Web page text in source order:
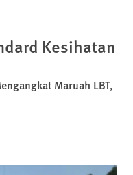
Kesihatan
Maruah LBT,